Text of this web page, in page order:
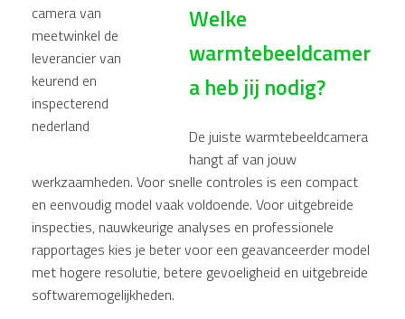
Welke
warmtebeeldcamer
a heb jij nodig?
De juiste warmtebeeldcamera
hangt af van jouw
werkzaamheden. Voor snelle controles is een compact
en eenvoudig model vaak voldoende. Voor uitgebreide
inspecties, nauwkeurige analyses en professionele
rapportages kies je beter voor een geavanceerder model
met hogere resolutie, betere gevoeligheid en uitgebreide
softwaremogelijkheden.